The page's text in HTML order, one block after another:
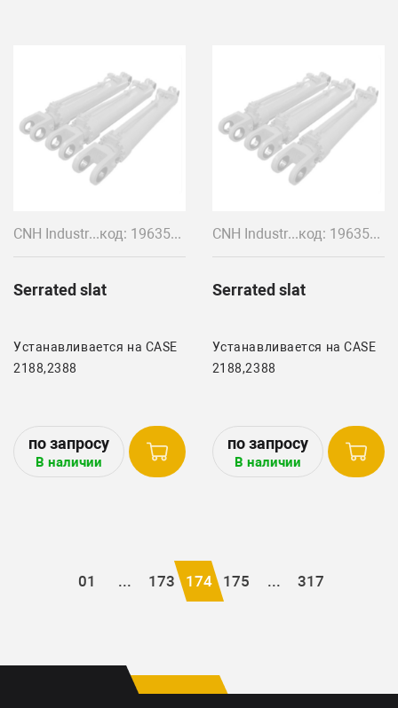
CNH Industrial код: 196357A1
Serrated slat
Устанавливается на CASE
2188,2388
В наличии
CNH Industrial код: 196358A1
Serrated slat
Устанавливается на CASE
2188,2388
В наличии
01 ... 173 174 175 ... 317